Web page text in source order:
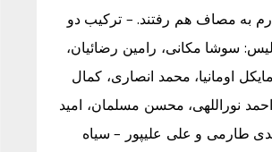
به مصاف هم رفتند. – ترکیب دو
سوشا مکانی، رامین رضائیان،
اومانیا، محمد انصاری، کمال
احمد نوراللهی، محسن مسلمان، امید
طارمی و علی علیپور – سیاه